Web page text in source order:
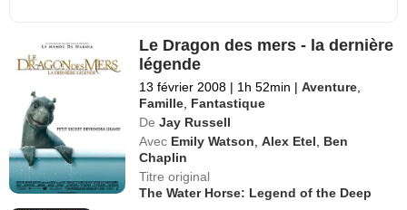
Le Dragon des mers - la dernière
légende
13 février 2008 | 1h 52min | Aventure
Famille Fantastique
De Jay Russell
Avec Emily Watson ,Alex Etel
Ben
Chaplin
Titre original
The Water Horse: Legend of the Deep